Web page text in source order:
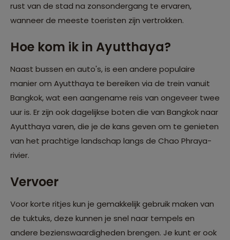
rust van de stad na zonsondergang te ervaren,
wanneer de meeste toeristen zijn vertrokken.
Hoe kom ik in Ayutthaya?
Naast bussen en auto's, is een andere populaire
manier om Ayutthaya te bereiken via de trein vanuit
Bangkok, wat een aangename reis van ongeveer twee
uur is. Er zijn ook dagelijkse boten die van Bangkok naar
Ayutthaya varen, die je de kans geven om te genieten
van het prachtige landschap langs de Chao Phraya-
rivier.
Vervoer
Voor korte ritjes kun je gemakkelijk gebruik maken van
de tuktuks, deze kunnen je snel naar tempels en
andere bezienswaardigheden brengen. Je kunt er ook